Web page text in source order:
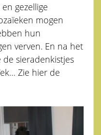
gezellige
mogen
hun
verven. En na het
sieradenkistjes
Zie hier de